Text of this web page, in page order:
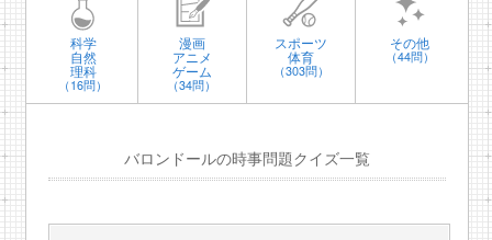
科学
自然
理科
（16問）
漫画
アニメ
ゲーム
（34問）
スポーツ
体育
（303問）
その他
（44問）
バロンドールの時事問題クイズ一覧